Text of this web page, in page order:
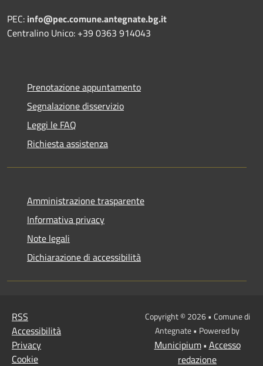
PEC: info@pec.comune.antegnate.bg.it
Centralino Unico: +39 0363 914043
Prenotazione appuntamento
Segnalazione disservizio
Leggi le FAQ
Richiesta assistenza
Amministrazione trasparente
Informativa privacy
Note legali
Dichiarazione di accessibilità
RSS
Accessibilità
Privacy
Cookie
Copyright © 2026 • Comune di
Antegnate • Powered by
Municipium• Accesso
redazione